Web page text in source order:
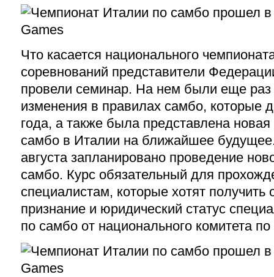
Что касается национального
соревнований представители
провели семинар. На нем были еще раз
изменения в правилах самбо, которые
года, а также была представлена
самбо в Италии на ближайшее
августа запланировано проведение
самбо. Курс обязательный для
специалистам, которые хотят
признание и юридический статус
по самбо от национального комитета